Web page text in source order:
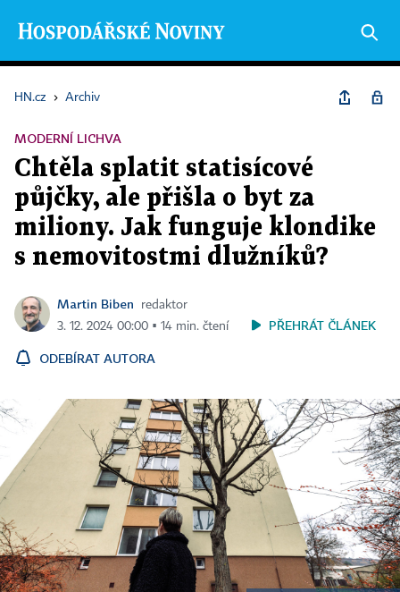
HN.cz › Archiv
MODERNÍ LICHVA
Chtěla splatit statisícové
půjčky, ale přišla o byt za
miliony. Jak funguje klondike
s nemovitostmi dlužníků?
Martin Biben
redaktor
3. 12. 2024 00:00 ▪ 14 min. čtení
PŘEHRÁT ČLÁNEK
ODEBÍRAT AUTORA